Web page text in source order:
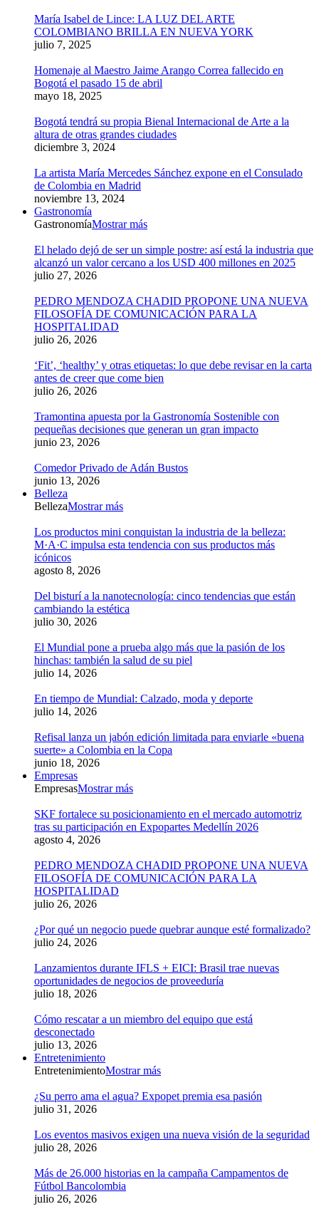
María Isabel de Lince: LA LUZ DEL ARTE
COLOMBIANO BRILLA EN NUEVA YORK
julio 7, 2025
Homenaje al Maestro Jaime Arango Correa fallecido en
Bogotá el pasado 15 de abril
mayo 18, 2025
Bogotá tendrá su propia Bienal Internacional de Arte a la
altura de otras grandes ciudades
diciembre 3, 2024
La artista María Mercedes Sánchez expone en el Consulado
de Colombia en Madrid
noviembre 13, 2024
Gastronomía
GastronomíaMostrar más
El helado dejó de ser un simple postre: así está la industria que
alcanzó un valor cercano a los USD 400 millones en 2025
julio 27, 2026
PEDRO MENDOZA CHADID PROPONE UNA NUEVA
FILOSOFÍA DE COMUNICACIÓN PARA LA
HOSPITALIDAD
julio 26, 2026
‘Fit’, ‘healthy’ y otras etiquetas: lo que debe revisar en la carta
antes de creer que come bien
julio 26, 2026
Tramontina apuesta por la Gastronomía Sostenible con
pequeñas decisiones que generan un gran impacto
junio 23, 2026
Comedor Privado de Adán Bustos
junio 13, 2026
Belleza
BellezaMostrar más
Los productos mini conquistan la industria de la belleza:
M·A·C impulsa esta tendencia con sus productos más
icónicos
agosto 8, 2026
Del bisturí a la nanotecnología: cinco tendencias que están
cambiando la estética
julio 30, 2026
El Mundial pone a prueba algo más que la pasión de los
hinchas: también la salud de su piel
julio 14, 2026
En tiempo de Mundial: Calzado, moda y deporte
julio 14, 2026
Refisal lanza un jabón edición limitada para enviarle «buena
suerte» a Colombia en la Copa
junio 18, 2026
Empresas
EmpresasMostrar más
SKF fortalece su posicionamiento en el mercado automotriz
tras su participación en Expopartes Medellín 2026
agosto 4, 2026
PEDRO MENDOZA CHADID PROPONE UNA NUEVA
FILOSOFÍA DE COMUNICACIÓN PARA LA
HOSPITALIDAD
julio 26, 2026
¿Por qué un negocio puede quebrar aunque esté formalizado?
julio 24, 2026
Lanzamientos durante IFLS + EICI: Brasil trae nuevas
oportunidades de negocios de proveeduría
julio 18, 2026
Cómo rescatar a un miembro del equipo que está
desconectado
julio 13, 2026
Entretenimiento
EntretenimientoMostrar más
¿Su perro ama el agua? Expopet premia esa pasión
julio 31, 2026
Los eventos masivos exigen una nueva visión de la seguridad
julio 28, 2026
Más de 26.000 historias en la campaña Campamentos de
Fútbol Bancolombia
julio 26, 2026